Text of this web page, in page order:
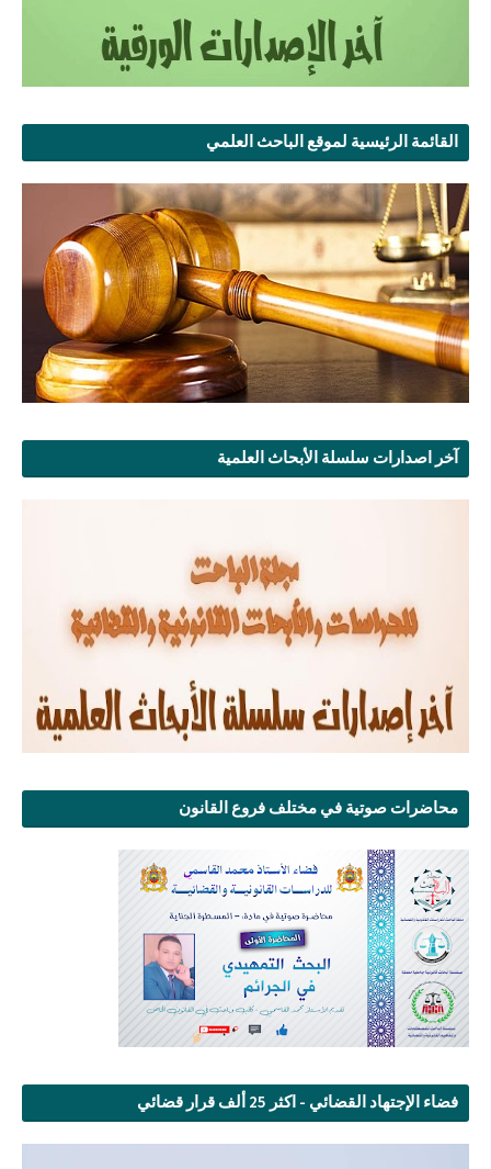
القائمة الرئيسية لموقع الباحث العلمي
آخر اصدارات سلسلة الأبحاث العلمية
محاضرات صوتية في مختلف فروع القانون
فضاء الإجتهاد القضائي - اكثر 25 ألف قرار قضائي